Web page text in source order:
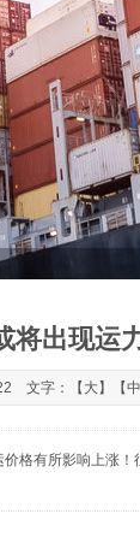
将出现运
文字：【 大】【中
格有所影响上涨